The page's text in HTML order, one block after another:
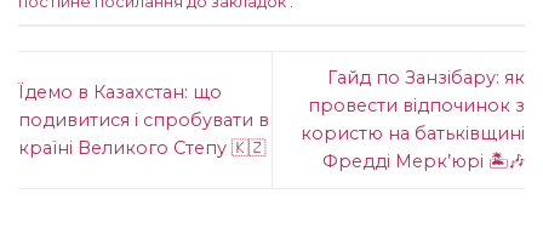
Їдемо в Казахстан: що
подивитися і спробувати в
країні Великого Степу 🇰🇿
Гайд по Занзібару: як
провести відпочинок з
користю на батьківщині
Фредді Мерк’юрі 🏝️🎶